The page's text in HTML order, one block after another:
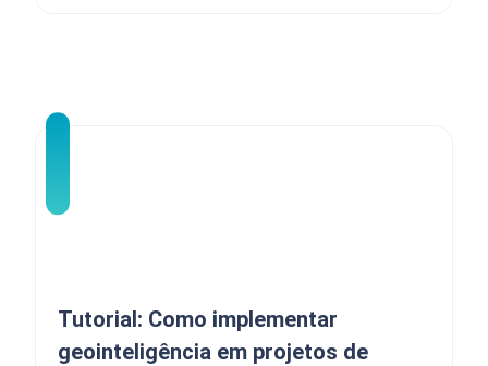
Tutorial: Como implementar
geointeligência em projetos de